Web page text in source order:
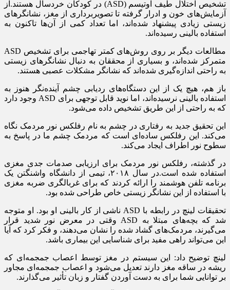
تشخیص اختلال طیف اوتیسم (ASD) در کودکان خردسال هستند.از
آزمایش‌های خون و ادرار گرفته تا تصویربرداری از مغز، نشانگرهای
زیستی زیادی پیشنهاد شده‌اند، اما تعداد کمی از آن‌ها تاکنون به
استفاده بالینی رسیده‌اند.
مطالعات دیگر بر روی روش‌های کمتر تهاجمی برای تشخیص ASD
متمرکز شده‌اند، و بسیاری از محققان به دنبال نشانگرهای زیستی
به راحتی اندازه‌گیری شده‌اند که نشانگر مشکلات عصبی هستند.
باز هم، هیچ یک از این دستگاه‌های ردیابی چشم آینده‌نگر هنوز به
استفاده بالینی نرسیده‌اند، اما نوید قابل توجهی برای ASD وجود دارد
که به راحتی از این طریق تشخیص داده می‌شود.
این تحقیق جدید به رفتاری در چشم به نام رفلکس نور مردمک نگاه
می‌کند. این رفلکس ساده‌ای است که مردمک چشم ما در پاسخ به
سطوح نور اطراف ایجاد می‌کند.
در گذشته، رفلکس نور مردمک برای ارزیابی صدمات جدی مغزی
استفاده شده است.در سال ۲۰۱۸، تیمی از دانشگاه واشنگتن یک
برنامه تلفن هوشمند را ارائه کردند که برای غربالگری ضربه مغزی
با استفاده از این نشانگر زیستی خاص طراحی شده بود.
تحقیقات لینچ در رابطه با ASD ناشی از کار بالینی او بود. او متوجه
شد که بچه‌های مبتلا به ASD وقتی در معرض نور شدید قرار
می‌گیرند، مردمک‌های گشاد شده را نشان می‌دهند، و فکر کرد که آیا
این می‌تواند راهی مفید برای شناسایی این بیماری باشد.
لینچ توضیح داد: این سیستم در مغز توسط اعصاب جمجمه‌ای که
ریشه در ساقه مغز دارند تعدیل می‌شود و اعصاب جمجمه‌ای مجاور
بر توانایی شما برای به دست آوردن گفتار و زبان تأثیر می‌گذارند.